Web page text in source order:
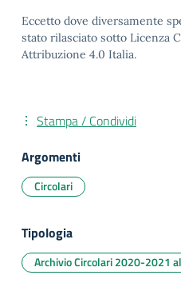
Eccetto dove diversamente
stato rilasciato sotto Licenza
Attribuzione 4.0 Italia.
Stampa / Condividi
Argomenti
Circolari
Tipologia
Archivio Circolari 2020-2021